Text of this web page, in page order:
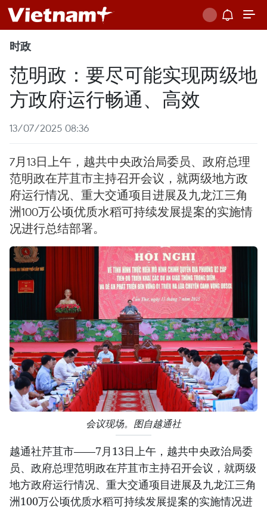
时政
范明政：要尽可能实现两级地
方政府运行畅通、高效
13/07/2025 08:36
7月13日上午，越共中央政治局委员、政府总理
范明政在芹苴市主持召开会议，就两级地方政
府运行情况、重大交通项目进展及九龙江三角
洲100万公顷优质水稻可持续发展提案的实施情
况进行总结部署。
会议现场。图自越通社
越通社芹苴市——7月13日上午，越共中央政治局委
员、政府总理范明政在芹苴市主持召开会议，就两级
地方政府运行情况、重大交通项目进展及九龙江三角
洲100万公顷优质水稻可持续发展提案的实施情况进